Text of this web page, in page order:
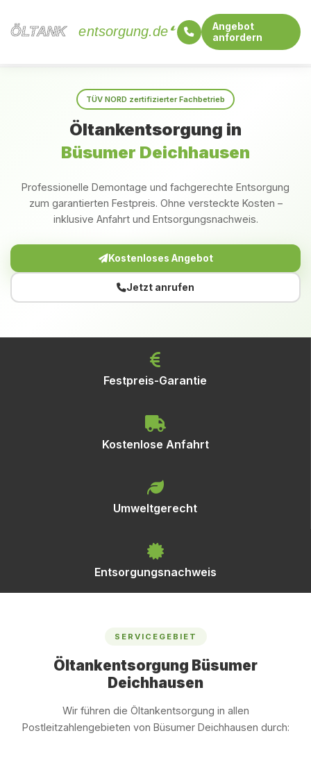
ÖLTANK
ÖLTANK entsorgung.de
Angebot
anfordern
TÜV NORD zertifizierter Fachbetrieb
Öltankentsorgung in
Büsumer Deichhausen
Professionelle Demontage und fachgerechte Entsorgung
zum garantierten Festpreis. Ohne versteckte Kosten –
inklusive Anfahrt und Entsorgungsnachweis.
Kostenloses Angebot
Jetzt anrufen
Festpreis-Garantie
Kostenlose Anfahrt
Umweltgerecht
Entsorgungsnachweis
SERVICEGEBIET
Öltankentsorgung Büsumer
Deichhausen
Wir führen die Öltankentsorgung in allen
Postleitzahlengebieten von Büsumer Deichhausen durch: